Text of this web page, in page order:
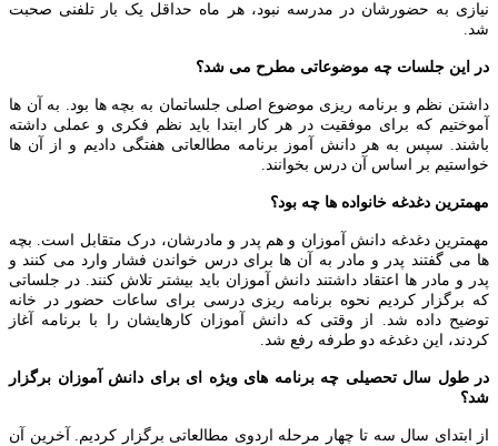
به حضورشان در مدرسه نبود، هر ماه حداقل یک بار تلفنی صحبت
جلسات چه موضوعاتی مطرح می شد؟
نظم و برنامه ریزی موضوع اصلی جلساتمان به بچه ها بود. به آن ها
که برای موفقیت در هر کار ابتدا باید نظم فکری و عملی داشته
سپس به هر دانش آموز برنامه مطالعاتی هفتگی دادیم و از آن ها
بر اساس آن درس بخوانند.
دغدغه خانواده ها چه بود؟
دغدغه دانش آموزان و هم پدر و مادرشان، درک متقابل است. بچه
گفتند پدر و مادر به آن ها برای درس خواندن فشار وارد می کنند و
و مادر ها اعتقاد داشتند دانش آموزان باید بیشتر تلاش کنند. در جلساتی
کردیم نحوه برنامه ریزی درسی برای ساعات حضور در خانه
داده شد. از وقتی که دانش آموزان کارهایشان را با برنامه آغاز
این دغدغه دو طرفه رفع شد.
سال تحصیلی چه برنامه های ویژه ای برای دانش آموزان برگزار
سال سه تا چهار مرحله اردوی مطالعاتی برگزار کردیم. آخرین آن